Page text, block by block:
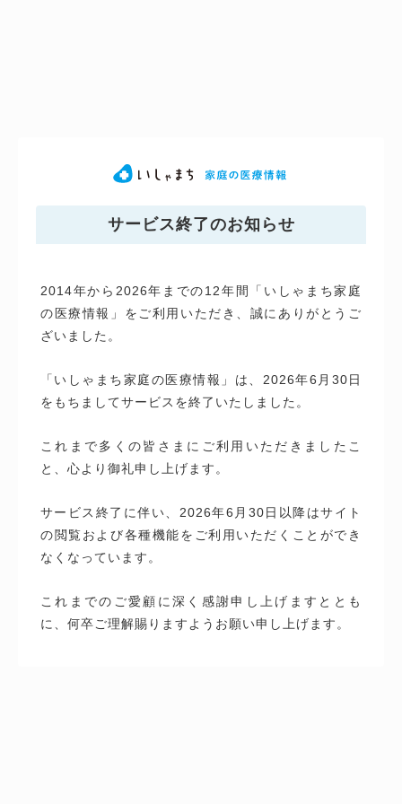
サービス終了のお知らせ
2014年から2026年までの12年間「いしゃまち家庭
の医療情報」をご利用いただき、誠にありがとうご
ざいました。
「いしゃまち家庭の医療情報」は、2026年6月30日
をもちましてサービスを終了いたしました。
これまで多くの皆さまにご利用いただきましたこ
と、心より御礼申し上げます。
サービス終了に伴い、2026年6月30日以降はサイト
の閲覧および各種機能をご利用いただくことができ
なくなっています。
これまでのご愛顧に深く感謝申し上げますととも
に、何卒ご理解賜りますようお願い申し上げます。